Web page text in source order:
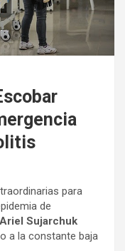
para
de
Ariel Sujarchuk
a la constante baja